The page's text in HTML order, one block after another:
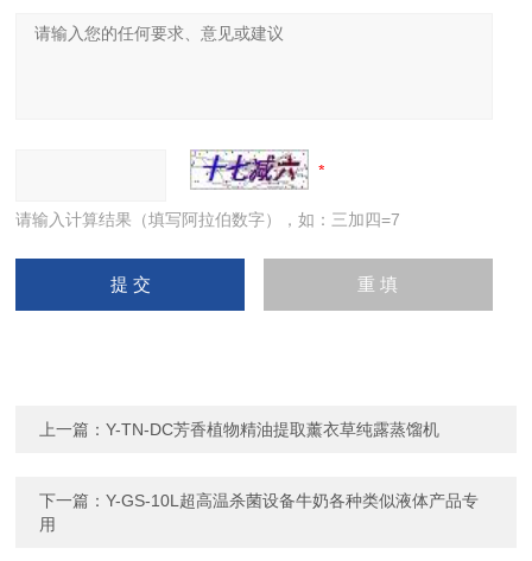
请输入计算结果（填写阿拉伯数字），如：三加四=7
上一篇：Y-TN-DC芳香植物精油提取薰衣草纯露蒸馏机
下一篇：Y-GS-10L超高温杀菌设备牛奶各种类似液体产品专
用